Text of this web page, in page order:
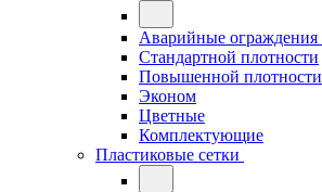
Аварийные ограждения
Стандартной плотности
Повышенной плотности
Эконом
Цветные
Комплектующие
Пластиковые сетки